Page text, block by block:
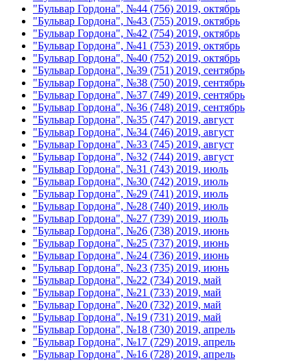
"Бульвар Гордона", №44 (756) 2019, октябрь
"Бульвар Гордона", №43 (755) 2019, октябрь
"Бульвар Гордона", №42 (754) 2019, октябрь
"Бульвар Гордона", №41 (753) 2019, октябрь
"Бульвар Гордона", №40 (752) 2019, октябрь
"Бульвар Гордона", №39 (751) 2019, сентябрь
"Бульвар Гордона", №38 (750) 2019, сентябрь
"Бульвар Гордона", №37 (749) 2019, сентябрь
"Бульвар Гордона", №36 (748) 2019, сентябрь
"Бульвар Гордона", №35 (747) 2019, август
"Бульвар Гордона", №34 (746) 2019, август
"Бульвар Гордона", №33 (745) 2019, август
"Бульвар Гордона", №32 (744) 2019, август
"Бульвар Гордона", №31 (743) 2019, июль
"Бульвар Гордона", №30 (742) 2019, июль
"Бульвар Гордона", №29 (741) 2019, июль
"Бульвар Гордона", №28 (740) 2019, июль
"Бульвар Гордона", №27 (739) 2019, июль
"Бульвар Гордона", №26 (738) 2019, июнь
"Бульвар Гордона", №25 (737) 2019, июнь
"Бульвар Гордона", №24 (736) 2019, июнь
"Бульвар Гордона", №23 (735) 2019, июнь
"Бульвар Гордона", №22 (734) 2019, май
"Бульвар Гордона", №21 (733) 2019, май
"Бульвар Гордона", №20 (732) 2019, май
"Бульвар Гордона", №19 (731) 2019, май
"Бульвар Гордона", №18 (730) 2019, апрель
"Бульвар Гордона", №17 (729) 2019, апрель
"Бульвар Гордона", №16 (728) 2019, апрель